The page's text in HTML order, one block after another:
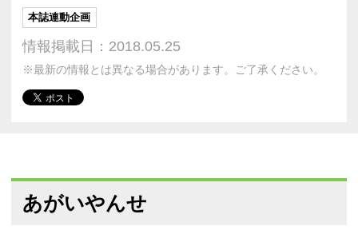
本誌連動企画
情報掲載日：2018.05.25
※最新の情報とは異なる場合があります。ご了承ください。
あがいやんせ